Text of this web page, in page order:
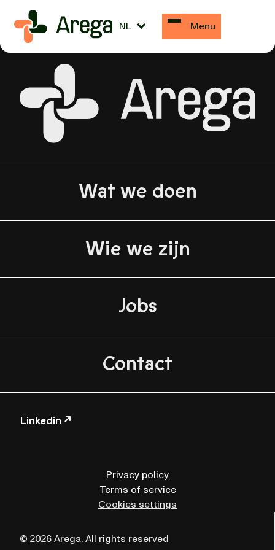
NL Menu
Dirk Schollaert
Wat we doen
Wie we zijn
Jobs
Contact
© 2026 Arega. All rights reserved
Privacy policy
Terms of service
Cookies settings
Linkedin ↗